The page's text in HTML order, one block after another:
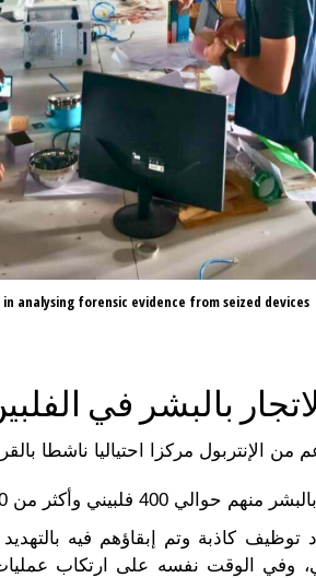
in analysing forensic evidence from seized devices
بالبشر في
الإنتربول مركزا احتياليا ناشطا
توظيف كاذبة وتم إبقاؤهم فيه
وفي الوقت نفسه على ارتكاب